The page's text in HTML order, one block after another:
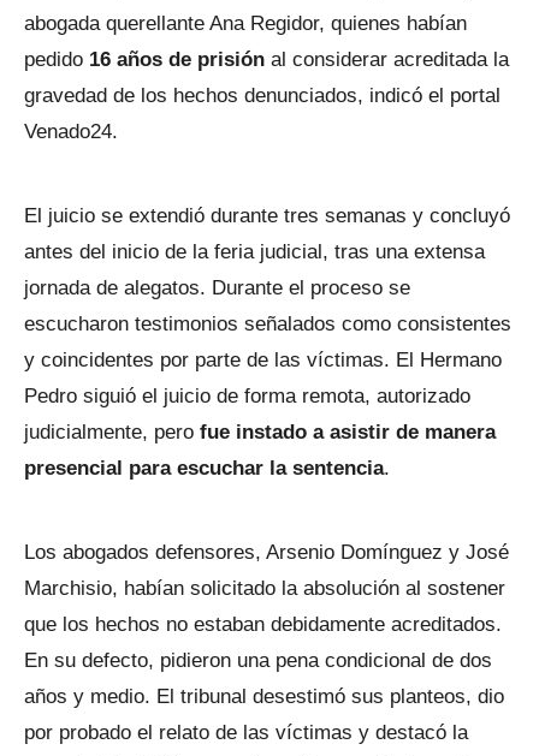
abogada querellante Ana Regidor, quienes habían
pedido 16 años de prisión al considerar acreditada la
gravedad de los hechos denunciados, indicó el portal
Venado24.
El juicio se extendió durante tres semanas y concluyó
antes del inicio de la feria judicial, tras una extensa
jornada de alegatos. Durante el proceso se
escucharon testimonios señalados como consistentes
y coincidentes por parte de las víctimas. El Hermano
Pedro siguió el juicio de forma remota, autorizado
judicialmente, pero fue instado a asistir de manera
presencial para escuchar la sentencia.
Los abogados defensores, Arsenio Domínguez y José
Marchisio, habían solicitado la absolución al sostener
que los hechos no estaban debidamente acreditados.
En su defecto, pidieron una pena condicional de dos
años y medio. El tribunal desestimó sus planteos, dio
por probado el relato de las víctimas y destacó la